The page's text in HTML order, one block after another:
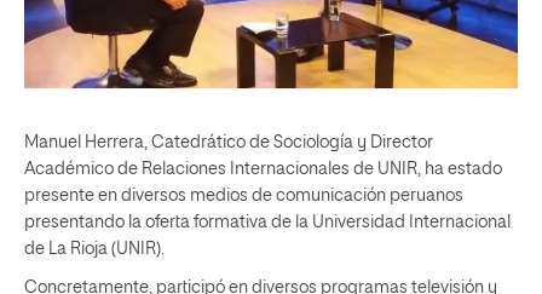
Manuel Herrera, Catedrático de Sociología y Director
Académico de Relaciones Internacionales de UNIR, ha estado
presente en diversos medios de comunicación peruanos
presentando la oferta formativa de la Universidad Internacional
de La Rioja (UNIR).
Concretamente, participó en diversos programas televisión y